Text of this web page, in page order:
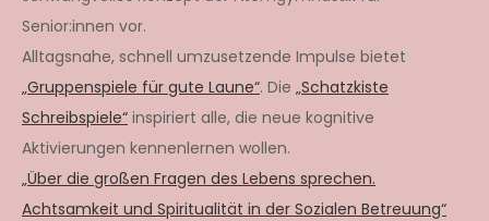
Senior:innen vor.
Alltagsnahe, schnell umzusetzende Impulse bietet
„Gruppenspiele für gute Laune“. Die „Schatzkiste
Schreibspiele“ inspiriert alle, die neue kognitive
Aktivierungen kennenlernen wollen.
„Über die großen Fragen des Lebens sprechen.
Achtsamkeit und Spiritualität in der Sozialen Betreuung“